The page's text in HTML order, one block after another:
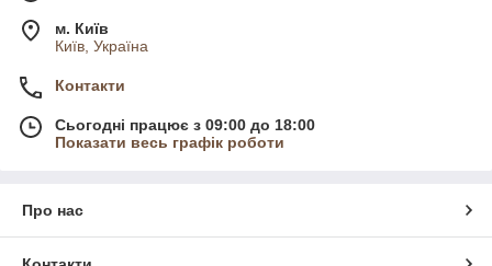
м. Київ
Київ, Україна
Контакти
Сьогодні працює з 09:00 до 18:00
Показати весь графік роботи
Про нас